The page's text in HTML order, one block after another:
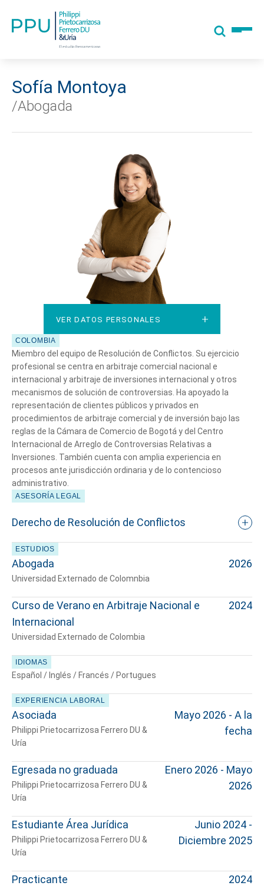
Cuéntanos, ¿Cómo
te podemos ayudar?
Sofía Montoya
/Abogada
VER DATOS PERSONALES
VER DATOS PERSONALES
COLOMBIA
Miembro del equipo de Resolución de Conflictos. Su ejercicio
profesional se centra en arbitraje comercial nacional e
internacional y arbitraje de inversiones internacional y otros
mecanismos de solución de controversias. Ha apoyado la
representación de clientes públicos y privados en
procedimientos de arbitraje comercial y de inversión bajo las
reglas de la Cámara de Comercio de Bogotá y del Centro
Internacional de Arreglo de Controversias Relativas a
Inversiones. También cuenta con amplia experiencia en
procesos ante jurisdicción ordinaria y de lo contencioso
administrativo.
ASESORÍA LEGAL
Derecho de Resolución de Conflictos
ESTUDIOS
Abogada
Universidad Externado de Colomnbia
2026
Curso de Verano en Arbitraje Nacional e
Internacional
Universidad Externado de Colombia
2024
IDIOMAS
Español / Inglés / Francés / Portugues
EXPERIENCIA LABORAL
Asociada
Philippi Prietocarrizosa Ferrero DU &
Uría
Mayo 2026 - A la
fecha
Egresada no graduada
Philippi Prietocarrizosa Ferrero DU &
Uría
Enero 2026 - Mayo
2026
Estudiante Área Jurídica
Philippi Prietocarrizosa Ferrero DU &
Uría
Junio 2024 -
Diciembre 2025
Practicante 2024